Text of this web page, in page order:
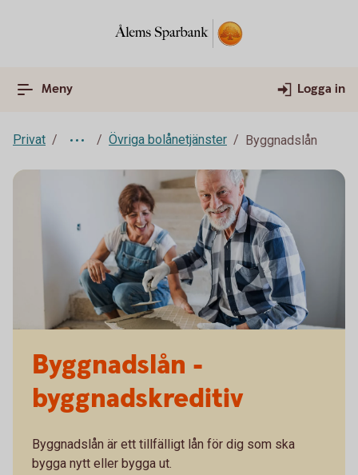
Meny Logga in
Privat Övriga bolånetjänster Byggnadslån
Byggnadslån -
byggnadskreditiv
Byggnadslån är ett tillfälligt lån för dig som ska
bygga nytt eller bygga ut.